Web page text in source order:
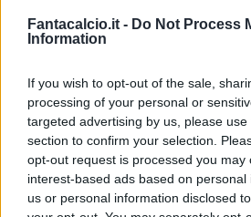
Fantacalcio.it - Do Not Process
Information
If you wish to opt-out of the sale,
processing of your personal or
targeted advertising by us, please
section to confirm your selection.
opt-out request is processed you may
interest-based ads based on
us or personal information disclosed
sicuramente il rientro di
L’unica defezione sarà
avuto un lieve
allenamento e speriamo di
sabato.Per il resto